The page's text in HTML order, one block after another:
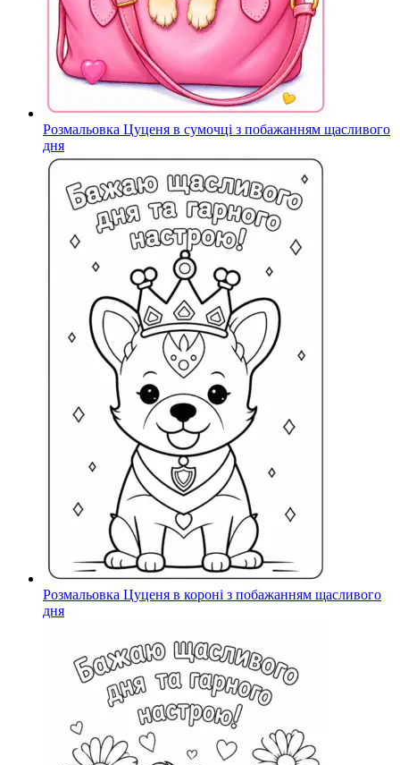
Розмальовка Цуценя в сумочці з побажанням щасливого
дня
Розмальовка Цуценя в короні з побажанням щасливого
дня